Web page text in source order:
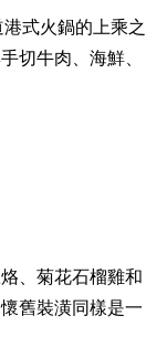
式火鍋的上乘之
切牛肉、海鮮、
、菊花石榴雞和
舊裝潢同樣是一